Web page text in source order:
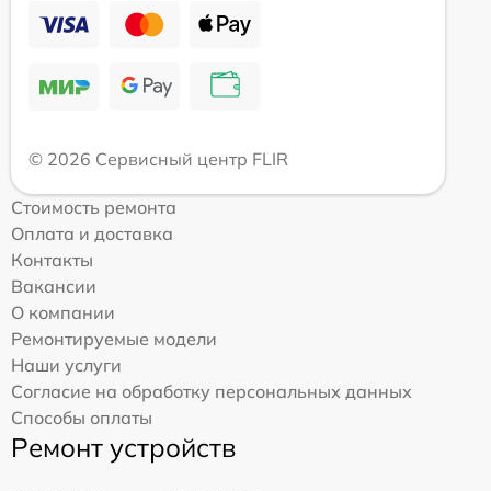
© 2026 Сервисный центр FLIR
Стоимость ремонта
Оплата и доставка
Контакты
Вакансии
О компании
Ремонтируемые модели
Наши услуги
Согласие на обработку персональных данных
Способы оплаты
Ремонт устройств